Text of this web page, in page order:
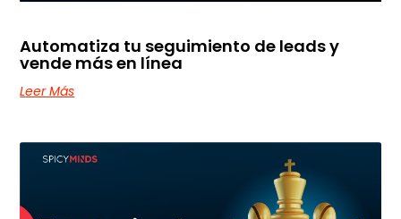
Automatiza tu seguimiento de leads y
vende más en línea
Leer Más